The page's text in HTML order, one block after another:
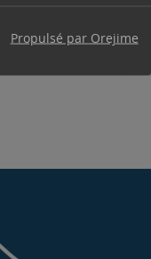
Propulsé par Orejime
mail